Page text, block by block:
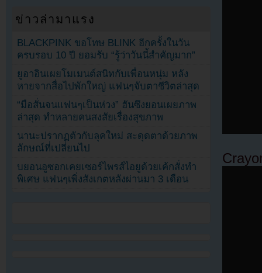
ข่าวล่ามาแรง
BLACKPINK ขอโทษ BLINK อีกครั้งในวัน
ครบรอบ 10 ปี ยอมรับ “รู้ว่าวันนี้สำคัญมาก”
ยูอาอินเผยโมเมนต์สนิทกับเพื่อนหนุ่ม หลัง
หายจากสื่อไปพักใหญ่ แฟนๆจับตาชีวิตล่าสุด
“มือสั่นจนแฟนๆเป็นห่วง” ฮันซึงยอนเผยภาพ
ล่าสุด ทำหลายคนสงสัยเรื่องสุขภาพ
นานะปรากฏตัวกับลุคใหม่ สะดุดตาด้วยภาพ
ลักษณ์ที่เปลี่ยนไป
บยอนอูซอกเคยเซอร์ไพรส์ไอยูด้วยเค้กสั่งทำ
พิเศษ แฟนๆเพิ่งสังเกตหลังผ่านมา 3 เดือน